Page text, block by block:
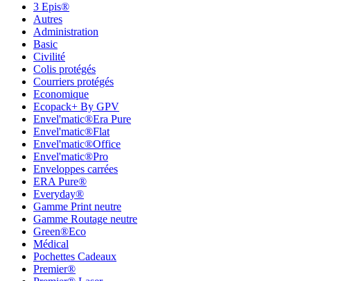
3 Epis®
Autres
Administration
Basic
Civilité
Colis protégés
Courriers protégés
Economique
Ecopack+ By GPV
Envel'matic®Era Pure
Envel'matic®Flat
Envel'matic®Office
Envel'matic®Pro
Enveloppes carrées
ERA Pure®
Everyday®
Gamme Print neutre
Gamme Routage neutre
Green®Eco
Médical
Pochettes Cadeaux
Premier®